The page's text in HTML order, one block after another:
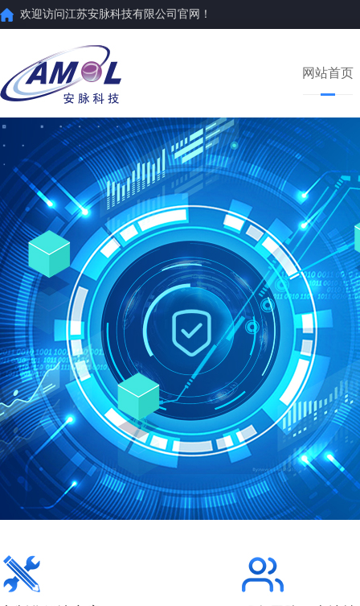
欢迎访问江苏安脉科技有限公司官网！
网站首页